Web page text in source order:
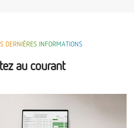
DERNIÈRES INFORMATIONS
au courant